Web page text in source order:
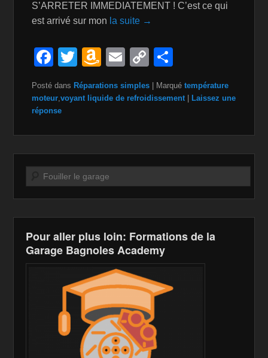
S’ARRETER IMMEDIATEMENT ! C’est ce qui
est arrivé sur mon la suite →
F
a
c
e
b
o
o
k
T
wi
tt
A
m
a
o
n
W
is
Li
st
E
m
ail
C
o
p
Li
n
k
ar
ta
er
Posté dans Réparations simples Marqué température
moteur,voyant liquide de refroidissement
Laissez une
réponse
Recherche
Pour aller plus loin: Formations de la
Garage Bagnoles Academy